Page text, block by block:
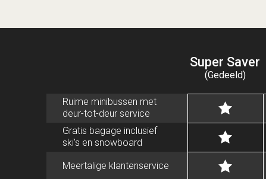
Super Saver
(Gedeeld)
Ruime minibussen met
deur-tot-deur service
Gratis bagage inclusief
ski’s en snowboard
Meertalige klantenservice